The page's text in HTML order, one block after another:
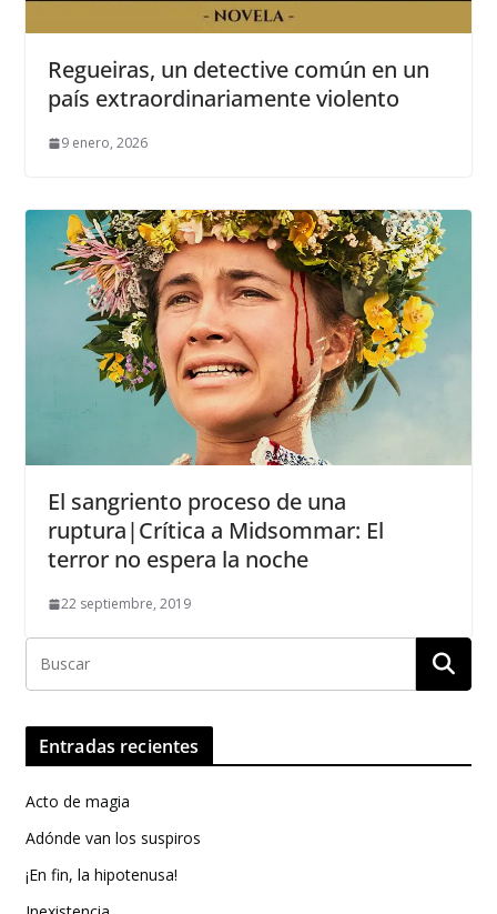
Regueiras, un detective común en un
país extraordinariamente violento
9 enero, 2026
El sangriento proceso de una
ruptura|Crítica a Midsommar: El
terror no espera la noche
22 septiembre, 2019
Entradas recientes
Acto de magia
Adónde van los suspiros
¡En fin, la hipotenusa!